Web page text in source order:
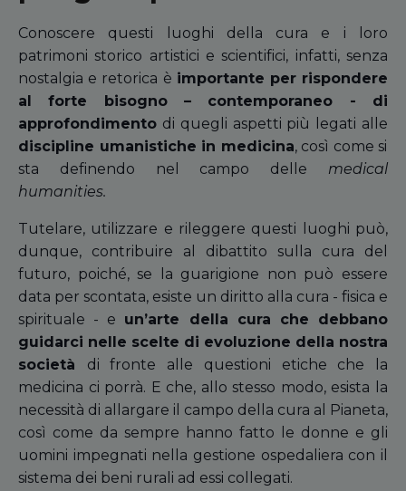
Conoscere questi luoghi della cura e i loro
patrimoni storico artistici e scientifici, infatti, senza
nostalgia e retorica è importante per rispondere
al forte bisogno – contemporaneo - di
approfondimento di quegli aspetti più legati alle
discipline umanistiche in medicina, così come si
sta definendo nel campo delle medical
humanities.
Tutelare, utilizzare e rileggere questi luoghi può,
dunque, contribuire al dibattito sulla cura del
futuro, poiché, se la guarigione non può essere
data per scontata, esiste un diritto alla cura - fisica e
spirituale - e un’arte della cura che debbano
guidarci nelle scelte di evoluzione della nostra
società di fronte alle questioni etiche che la
medicina ci porrà. E che, allo stesso modo, esista la
necessità di allargare il campo della cura al Pianeta,
così come da sempre hanno fatto le donne e gli
uomini impegnati nella gestione ospedaliera con il
sistema dei beni rurali ad essi collegati.